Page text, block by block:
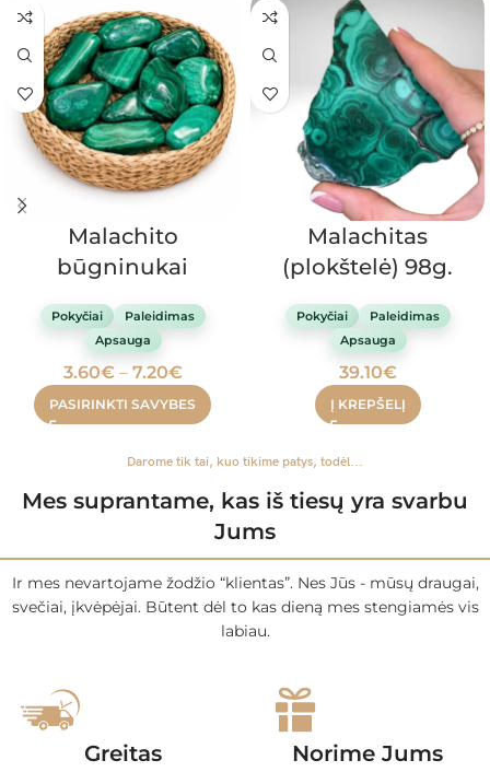
Malachito
būgninukai
Pokyčiai
Paleidimas
Apsauga
3.60€ – 7.20€
PASIRINKTI SAVYBES
Malachitas
(plokštelė) 98g.
Pokyčiai
Paleidimas
Apsauga
39.10€
Į KREPŠELĮ
Darome tik tai, kuo tikime patys, todėl...
Mes suprantame, kas iš tiesų yra svarbu
Jums
Ir mes nevartojame žodžio “klientas”. Nes Jūs - mūsų draugai,
svečiai, įkvėpėjai. Būtent dėl to kas dieną mes stengiamės vis
labiau.
Greitas
Norime Jums